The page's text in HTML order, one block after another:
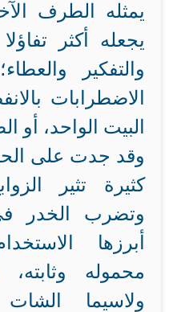
يمثله الطرف
يجعله أكثر
والتفكير
الاضطرابات
البيت الواحد، أو
وقد جدت على
كثيرة تثير
وتضرب الخدر
أبرزها
محموله وثابته،
ولاسيما الشات